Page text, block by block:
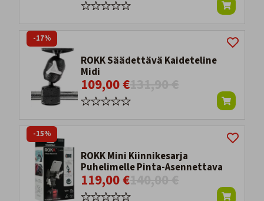
ROKK Säädettävä Kaideteline
Midi
109,00 €
-17%
ROKK Mini Kiinnikesarja
Puhelimelle Pinta-Asennettava
119,00 €
-15%